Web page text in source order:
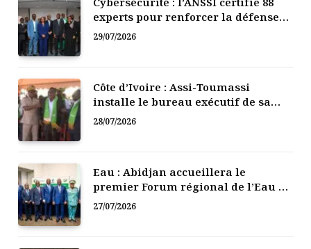
experts pour renforcer la défense
numérique de la Côte d’Ivoire
29/07/2026
Côte d’Ivoire : Assi-Toumassi
installe le bureau exécutif de sa
mutuelle de développement
28/07/2026
Eau : Abidjan accueillera le
premier Forum régional de l’Eau de
l’Afrique de l’Ouest
27/07/2026